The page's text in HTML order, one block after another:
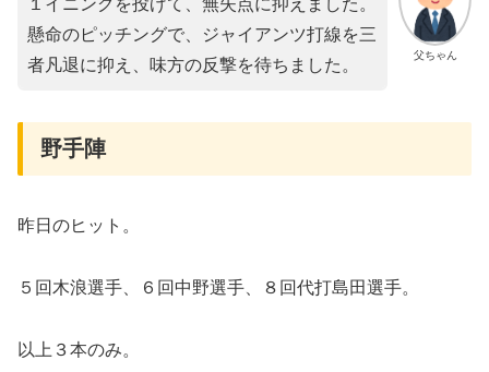
父ちゃん
１イニングを投げて、無失点に抑えました。
懸命のピッチングで、ジャイアンツ打線を三
者凡退に抑え、味方の反撃を待ちました。
野手陣
昨日のヒット。
５回木浪選手、６回中野選手、８回代打島田選手。
以上３本のみ。